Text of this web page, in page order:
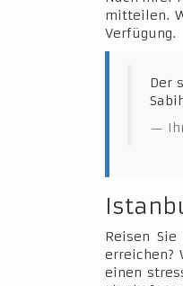
mitteilen.
Verfügung.
Der
Reisen
erreichen?
einen